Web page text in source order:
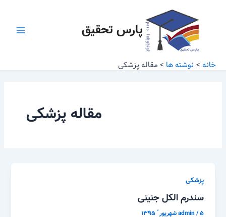
پارس تحقیق
خانه نوشته ها مقاله پزشکی
مقاله پزشکی
پزشکی
سندرم الکل جنینی
admin/۵ شهریور ّ ۱۳۹۵